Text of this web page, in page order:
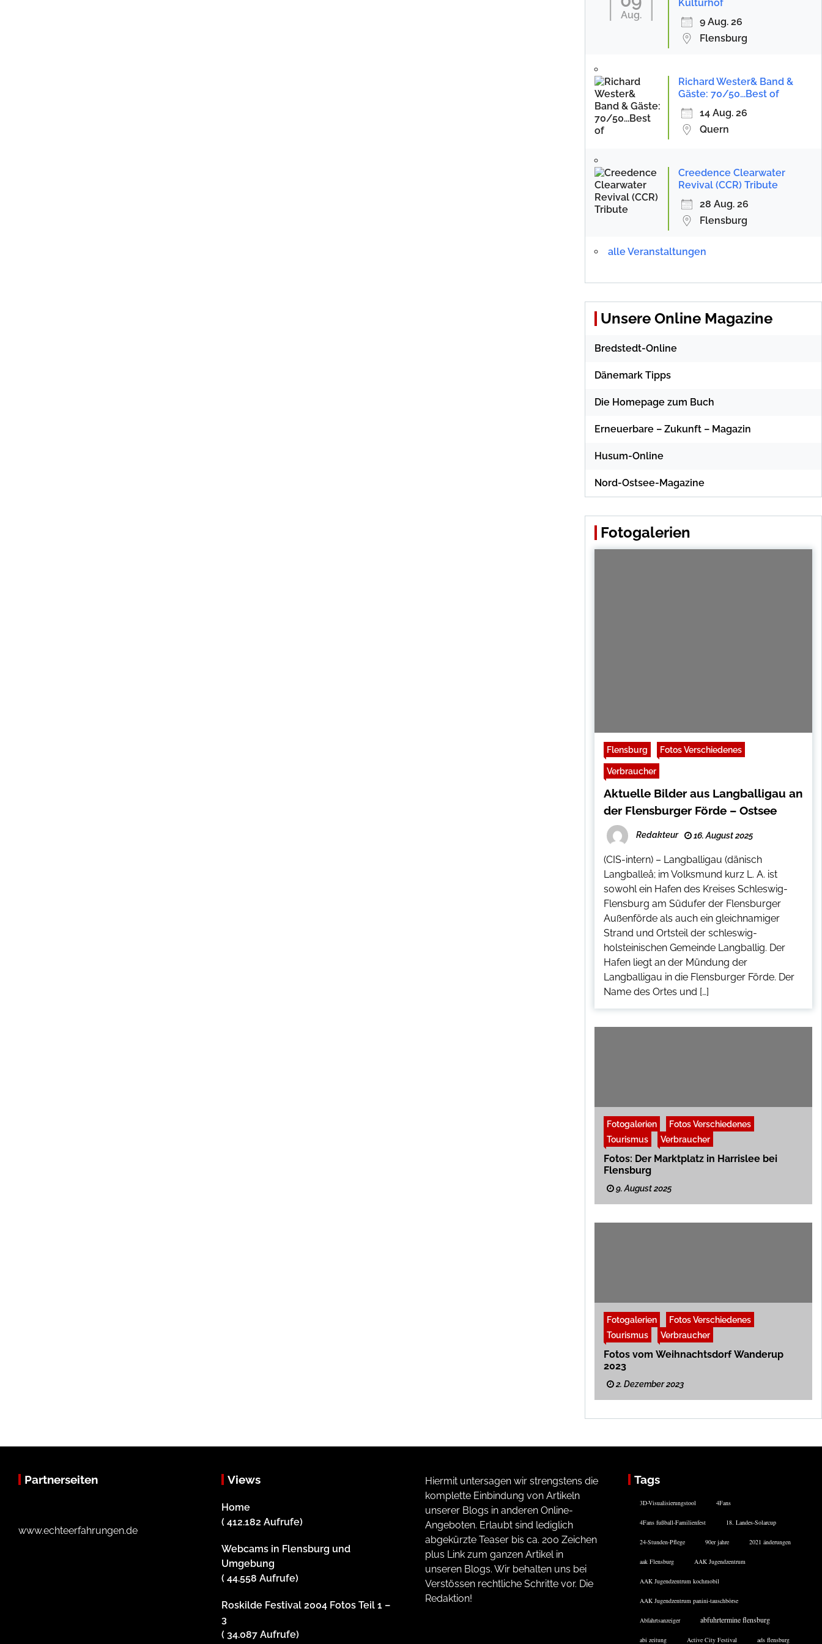
Aug.
Kulturhof
9 Aug. 26
Flensburg
Richard Wester& Band &
Gäste: 70/50...Best of
14 Aug. 26
Quern
Creedence Clearwater
Revival (CCR) Tribute
28 Aug. 26
Flensburg
alle Veranstaltungen
Unsere Online Magazine
Bredstedt-Online
Dänemark Tipps
Die Homepage zum Buch
Erneuerbare – Zukunft – Magazin
Husum-Online
Nord-Ostsee-Magazine
Fotogalerien
Flensburg Fotos Verschiedenes
Verbraucher
Aktuelle Bilder aus Langballigau an
der Flensburger Förde – Ostsee
Redakteur 16. August 2025
(CIS-intern) – Langballigau (dänisch
Langballeå; im Volksmund kurz L. A. ist
sowohl ein Hafen des Kreises Schleswig-
Flensburg am Südufer der Flensburger
Außenförde als auch ein gleichnamiger
Strand und Ortsteil der schleswig-
holsteinischen Gemeinde Langballig. Der
Hafen liegt an der Mündung der
Langballigau in die Flensburger Förde. Der
Name des Ortes und […]
Fotogalerien
Fotos Verschiedenes
Tourismus
Verbraucher
Fotos: Der Marktplatz in Harrislee bei
Flensburg
9. August 2025
Fotogalerien
Fotos Verschiedenes
Tourismus
Verbraucher
Fotos vom Weihnachtsdorf Wanderup
2023
2. Dezember 2023
Partnerseiten
www.echteerfahrungen.de
Views
Home
( 412.182 Aufrufe)
Webcams in Flensburg und
Umgebung
( 44.558 Aufrufe)
Roskilde Festival 2004 Fotos Teil 1 –
3
( 34.087 Aufrufe)
Hiermit untersagen wir strengstens die
komplette Einbindung von Artikeln
unserer Blogs in anderen Online-
Angeboten. Erlaubt sind lediglich
abgekürzte Teaser bis ca. 200 Zeichen
plus Link zum ganzen Artikel in
unseren Blogs. Wir behalten uns bei
Verstössen rechtliche Schritte vor. Die
Redaktion!
Tags
3D-Visualisierungstool 4Fans
4Fans fußball-Familienfest 18. Landes-Solarcup
24-Stunden-Pflege 90er jahre 2021 änderungen
aak Flensburg AAK Jugendzentrum
AAK Jugendzentrum kochmobil
AAK Jugendzentrum panini-tauschbörse
Abfahrtsanzeiger abfuhrtermine flensburg